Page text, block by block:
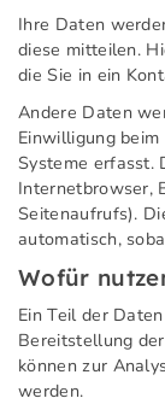
Ihre Daten
diese mitteilen.
die Sie in ein
Andere Daten
Einwilligung
Systeme erfasst.
Internetbrowser,
Seitenaufrufs).
automatisch,
Wofür
Ein Teil der
Bereitstellung
können zur
werden.